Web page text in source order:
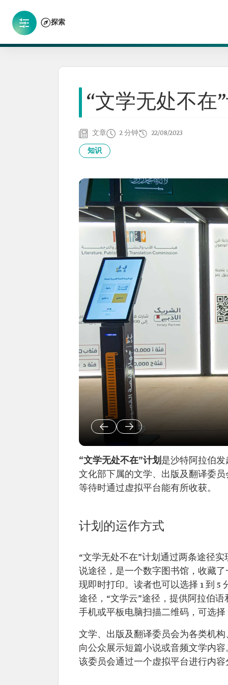
探索
“文学无处不在
文章 2 分钟 22/08/2023
知识
“文学无处不在”计划是沙特阿拉伯
文化部下属的文学、出版及翻译委
等待时通过虚拟平台能有所收获。
计划的运作方式
“文学无处不在”计划通过两条途径
说途径，是一个数字图书馆，收藏
现即时打印。读者也可以选择 1 到 5
途径，“文学云”途径，提供阿拉伯
手机或平板电脑扫描二维码，可选择
文学、出版及翻译委员会为各类机
向公众展示短篇小说或音频文学内容
该委员会通过一个虚拟平台进行内